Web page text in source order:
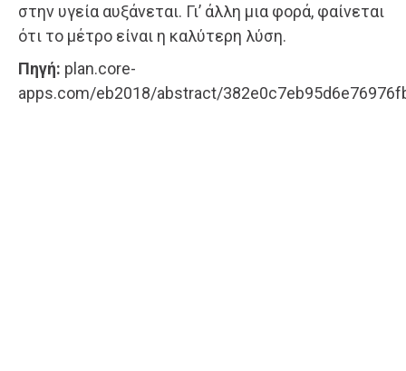
στην υγεία αυξάνεται. Γι’ άλλη μια φορά, φαίνεται
ότι το μέτρο είναι η καλύτερη λύση.
Πηγή: plan.core-
apps.com/eb2018/abstract/